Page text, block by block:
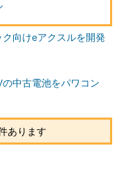
向けeアクスルを開発
の中古電池をパワコン
あります